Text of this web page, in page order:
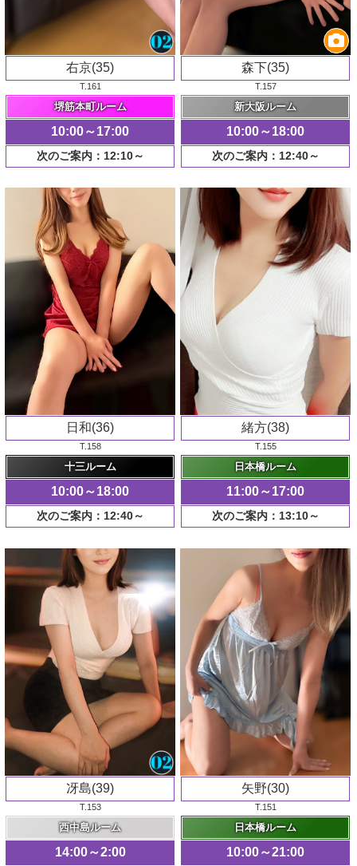
右京(35)
T.161
堺筋本町ルーム
10:00～17:00
次のご案内：12:10～
森下(35)
T.157
新大阪ルーム
10:00～18:00
次のご案内：12:40～
日和(36)
T.158
十三ルーム
10:00～18:00
次のご案内：12:40～
緒方(38)
T.155
日本橋ルーム
11:00～17:00
次のご案内：13:10～
冴島(39)
T.153
西中島ルーム
14:00～2:00
矢野(30)
T.151
日本橋ルーム
10:00～21:00